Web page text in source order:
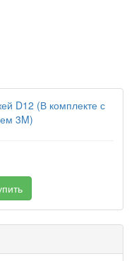
D12 (В комплекте с
3M)